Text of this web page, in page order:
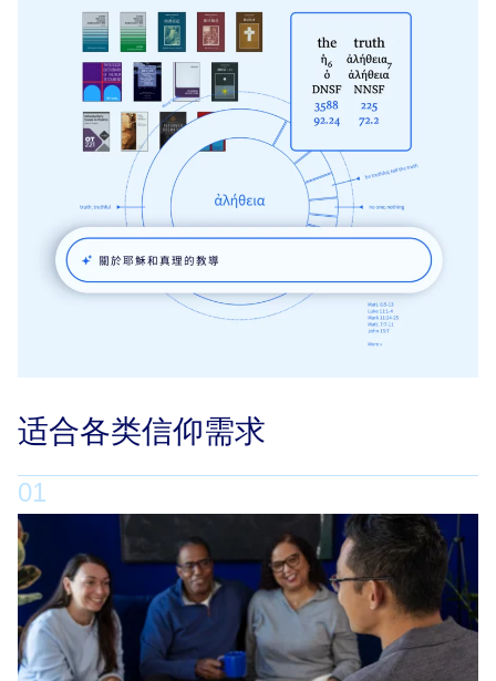
适合各类信仰需求
01